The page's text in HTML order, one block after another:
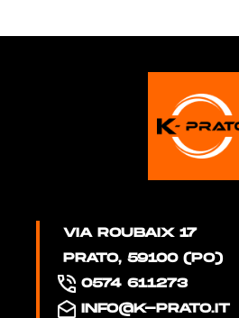
VIA ROUBAIX 17
PRATO, 59100 (PO)
0574 611273
INFO@K-PRATO.IT